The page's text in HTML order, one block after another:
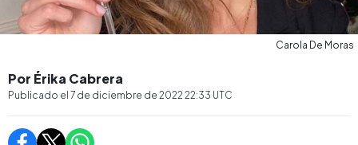
Carola De Moras
Por Érika Cabrera
Publicado el 7 de diciembre de 2022 22:33 UTC